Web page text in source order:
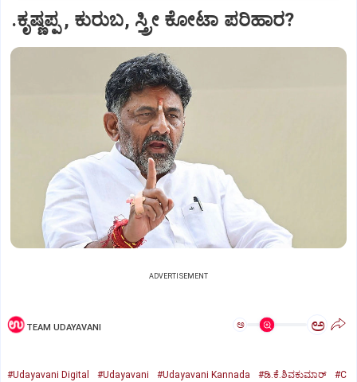
.ಕೃಷ್ಣಪ್ಪ , ಕುರುಬ, ಸ್ತ್ರೀ ಕೋಟಾ ಪರಿಹಾರ?
ADVERTISEMENT
TEAM UDAYAVANI ಅ ಅ
#Udayavani Digital #Udayavani #Udayavani Kannada #ಡಿ.ಕೆ.ಶಿವಕುಮಾರ್‌
#C